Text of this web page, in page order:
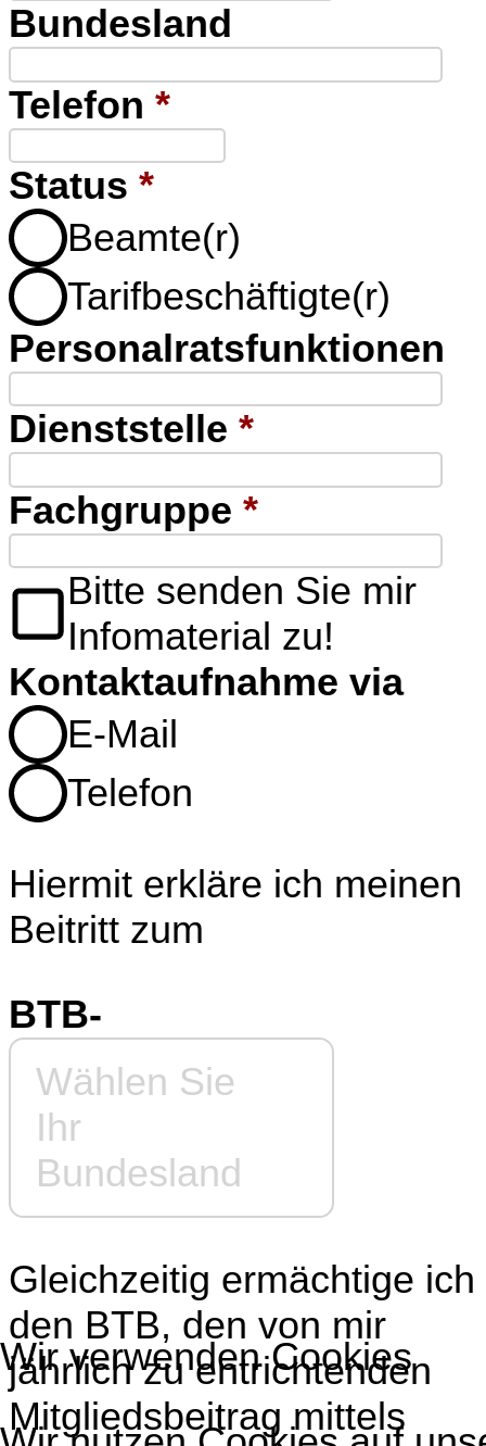
Bundesland
Telefon *
Status *
Beamte(r)
Tarifbeschäftigte(r)
Personalratsfunktionen
Dienststelle *
Fachgruppe *
Bitte senden Sie mir
Infomaterial zu!
Kontaktaufnahme via
E-Mail
Telefon
Hiermit erkläre ich meinen
Beitritt zum
BTB-
Wählen Sie
Ihr
Bundesland
Gleichzeitig ermächtige ich
den BTB, den von mir
jährlich zu entrichtenden
Mitgliedsbeitrag mittels
Wir verwenden Cookies